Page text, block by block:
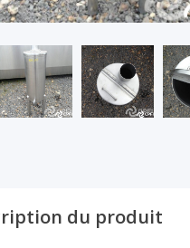
du produit